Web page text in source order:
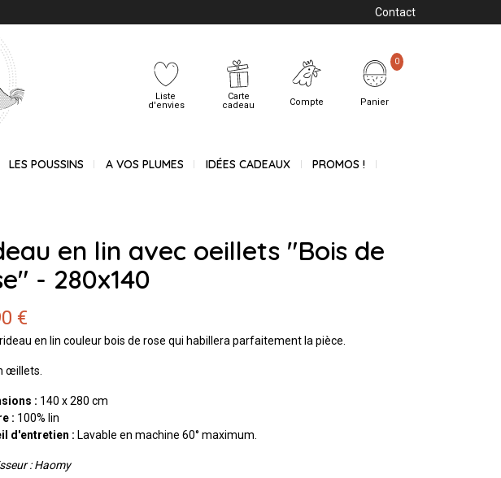
Contact
Liste
d'envies
Carte
cadeau
Compte Panier
0
LES POUSSINS A VOS PLUMES IDÉES CADEAUX PROMOS !
en lin avec oeillets "Bois de
- 280x140
€
en lin couleur bois de rose qui habillera parfaitement la pièce.
œillets.
: 140 x 280 cm
: 100% lin
d'entretien : Lavable en machine 60° maximum.
: Haomy